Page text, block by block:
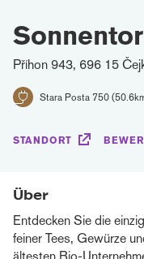
Sonnentor
Příhon 943, 696 15
Stara Posta 750
STANDORT
Über
Entdecken Sie die
feiner Tees, Gewürze